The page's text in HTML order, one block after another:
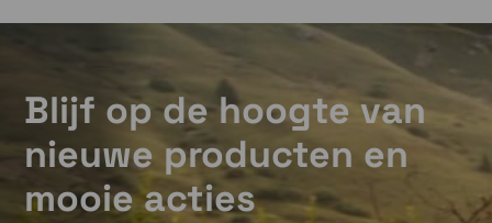
Blijf op de hoogte van
nieuwe producten en
mooie acties